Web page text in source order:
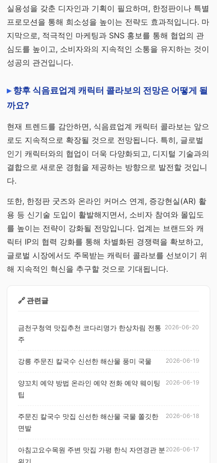
실용성을 갖춘 디자인과 기획이 필요하며, 한정판이나 특별
프로모션을 통해 희소성을 높이는 전략도 효과적입니다. 마
지막으로, 적극적인 마케팅과 SNS 홍보를 통해 협업의 관
심도를 높이고, 소비자와의 지속적인 소통을 유지하는 것이
성공의 관건입니다.
향후 식음료업계 캐릭터 콜라보의 전망은 어떻게 될
까요?
현재 트렌드를 감안하면, 식음료업계 캐릭터 콜라보는 앞으
로도 지속적으로 확장될 것으로 전망됩니다. 특히, 글로벌
인기 캐릭터와의 협업이 더욱 다양화되고, 디지털 기술과의
결합으로 새로운 경험을 제공하는 방향으로 발전할 것입니
다.
또한, 한정판 굿즈와 온라인 커머스 연계, 증강현실(AR) 활
용 등 신기술 도입이 활발해지면서, 소비자 참여와 몰입도
를 높이는 전략이 강화될 전망입니다. 업계는 브랜드와 캐
릭터 IP의 협력 강화를 통해 차별화된 경쟁력을 확보하고,
글로벌 시장에서도 주목받는 캐릭터 콜라보를 선보이기 위
해 지속적인 혁신을 추구할 것으로 기대됩니다.
🔗 관련글
금천구청역 맛집추천 코다리명가 한상차림 전통
주
2026-06-20
강릉 주문진 칼국수 신선한 해산물 풍미 국물 2026-06-19
양꼬치 예약 방법 온라인 예약 전화 예약 웨이팅
팁
2026-06-19
주문진 칼국수 맛집 신선한 해산물 국물 쫄깃한
면발
2026-06-18
아침고요수목원 주변 맛집 가평 한식 자연경관 분
위기
2026-06-17